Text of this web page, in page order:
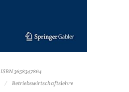
ISBN 3658347864
Betriebswirtschaftslehre